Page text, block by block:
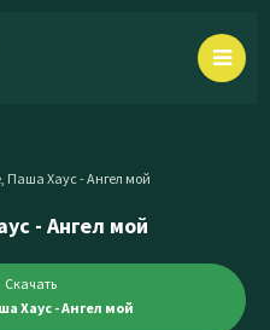
Паша Хаус - Ангел мой
- Ангел мой
Скачать
Хаус - Ангел мой